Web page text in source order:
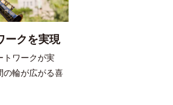
ークを実現
トワークが実
の輪が広がる喜